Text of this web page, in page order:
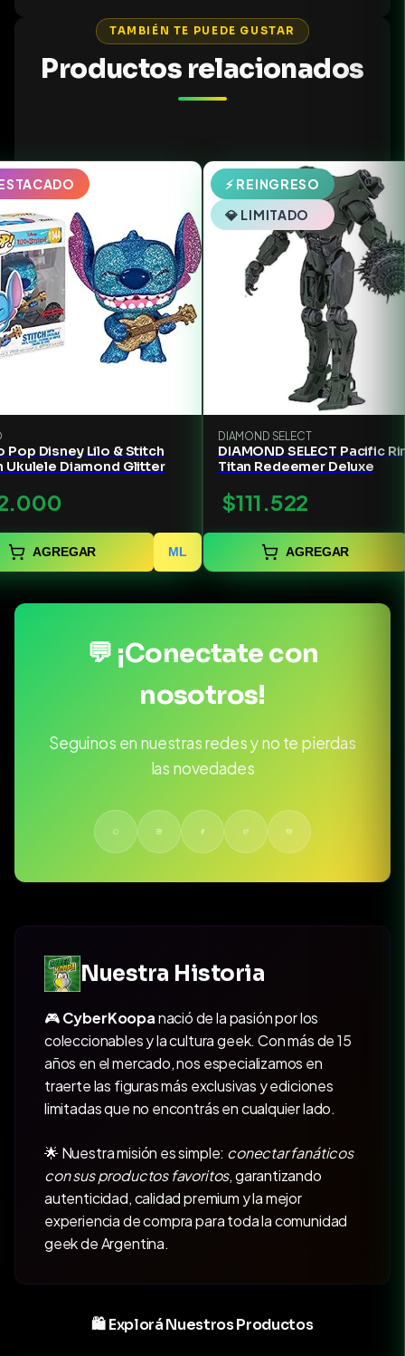
TAMBIÉN TE PUEDE GUSTAR
Productos relacionados
Pop Disney Lilo & Stitch
Ukulele Diamond Glitter
AGREGAR ML
⚡ REINGRESO
💎 LIMITADO
DIAMOND SELECT
DIAMOND SELECT Pacific
Titan Redeemer Deluxe
$111.522
AGREGAR
💬 ¡Conectate con
nosotros!
Seguinos en nuestras redes y no te pierdas
las novedades
Nuestra Historia
🎮CyberKoopanació de la pasión por los
coleccionables y la cultura geek. Con más de 15
años en el mercado, nos especializamos en
traerte las figuras más exclusivas y ediciones
limitadas que no encontrás en cualquier lado.
🌟 Nuestra misión es simple: conectar fanáticos
con sus productos favoritos, garantizando
autenticidad, calidad premium y la mejor
experiencia de compra para toda la comunidad
geek de Argentina.
🛍️ Explorá Nuestros Productos